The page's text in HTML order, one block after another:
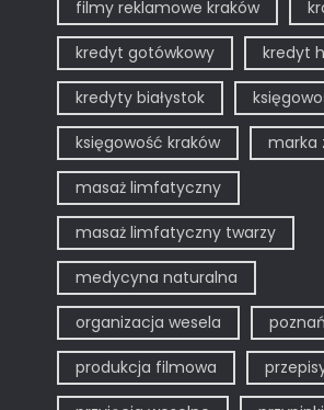
filmy reklamowe kraków
kredyt gotówkowy kredyt
kredyty białystok
księgowość kraków marka
masaż limfatyczny
masaż limfatyczny twarzy
medycyna naturalna
organizacja wesela poznań
produkcja filmowa